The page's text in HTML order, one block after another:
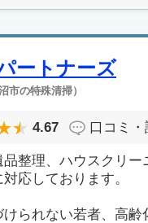
ートナーズ
市の特殊清掃）
4.67 口コミ・
整理、ハウスクリ
応しております。
けられない若者、高